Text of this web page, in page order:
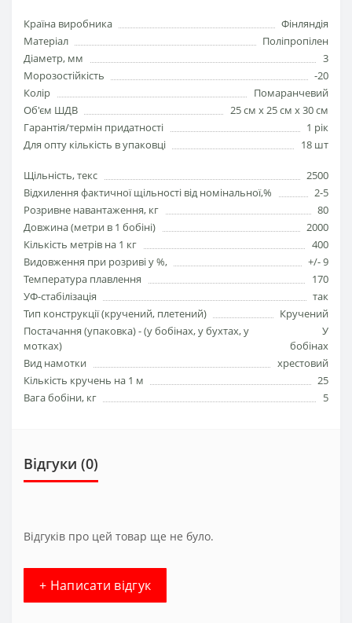
Країна виробника
Фінляндія
Матеріал
Поліпропілен
Діаметр, мм
3
Морозостійкість
-20
Колір
Помаранчевий
Об'єм ШДВ
25 см х 25 см х 30 см
Гарантія/термін придатності
1 рік
Для опту кількість в упаковці
18 шт
Щільність, текс
2500
Відхилення фактичної щільності від номінальної,%
2-5
Розривне навантаження, кг
80
Довжина (метри в 1 бобіні)
2000
Кількість метрів на 1 кг
400
Видовження при розриві у %,
+/- 9
Температура плавлення
170
УФ-стабілізація
так
Тип конструкції (кручeний, плетений)
Кручений
Постачання (упаковка) - (у бобінах, у бухтах, у
мотках)
У
бобінах
Вид намотки
хрестовий
Кількість кручень на 1 м
25
Вага бобіни, кг
5
Відгуки (0)
Відгуків про цей товар ще не було.
+ Написати відгук